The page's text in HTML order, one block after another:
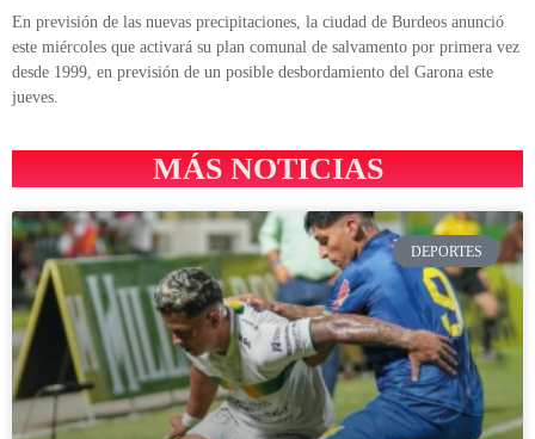
En previsión de las nuevas precipitaciones, la ciudad de Burdeos anunció
este miércoles que activará su plan comunal de salvamento por primera vez
desde 1999, en previsión de un posible desbordamiento del Garona este
jueves.
MÁS NOTICIAS
DEPORTES